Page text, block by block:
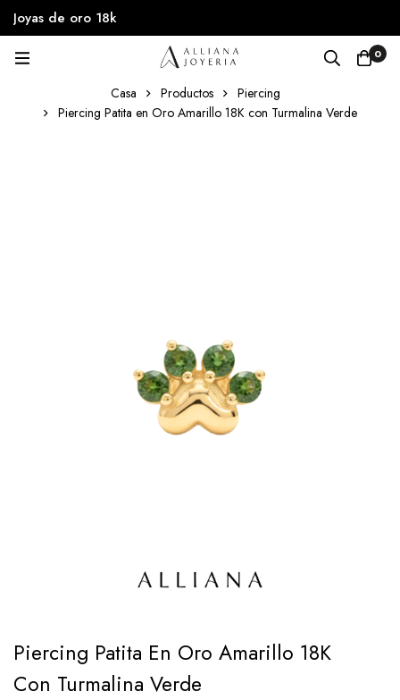
Joyas de oro 18k
0
Casa Productos
Piercing
Piercing Patita en Oro Amarillo 18K con Turmalina Verde
Piercing Patita En Oro Amarillo 18K
Con Turmalina Verde